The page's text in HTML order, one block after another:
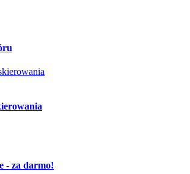
- za darmo!